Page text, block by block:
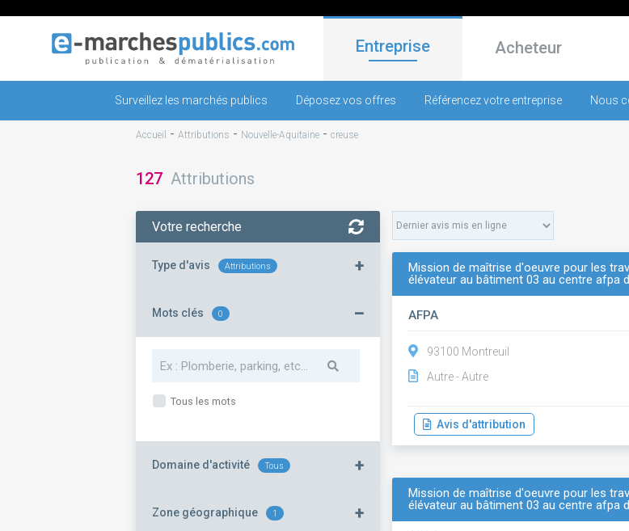
Entreprise Acheteur
Surveillez les marchés publics Déposez vos offres Référencez votre entreprise Nous
Accueil - Attributions - Nouvelle-Aquitaine - creuse
127 Attributions
Votre recherche
Type d'avis Attributions +
Mots clés 0 –
Tous les mots
Domaine d'activité Tous +
Zone géographique 1 +
Mission de maîtrise d'oeuvre pour les
élévateur au bâtiment 03 au centre afpa
AFPA
93100 Montreuil
Autre - Autre
Avis d'attribution
Mission de maîtrise d'oeuvre pour les
élévateur au bâtiment 03 au centre afpa